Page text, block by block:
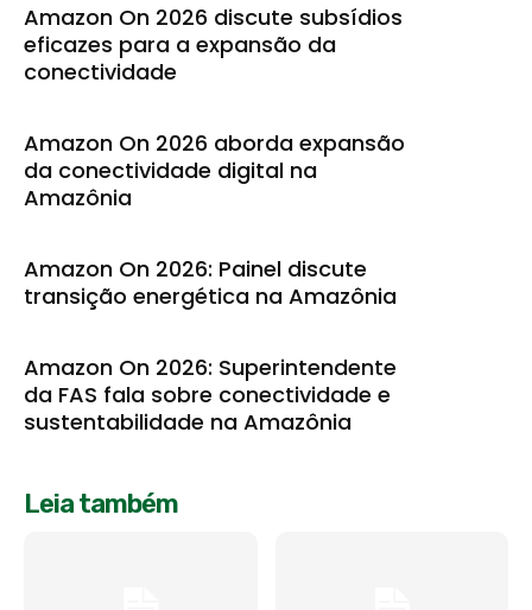
Amazon On 2026 discute subsídios
eficazes para a expansão da
conectividade
Amazon On 2026 aborda expansão
da conectividade digital na
Amazônia
Amazon On 2026: Painel discute
transição energética na Amazônia
Amazon On 2026: Superintendente
da FAS fala sobre conectividade e
sustentabilidade na Amazônia
Leia também